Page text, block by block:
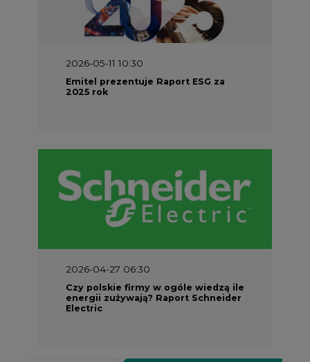
2026-05-11 10:30
Emitel prezentuje Raport ESG za
2025 rok
2026-04-27 06:30
Czy polskie firmy w ogóle wiedzą ile
energii zużywają? Raport Schneider
Electric